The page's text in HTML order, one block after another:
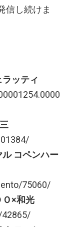
信し続けま
ッティ
コペンハー
75060/
×和光